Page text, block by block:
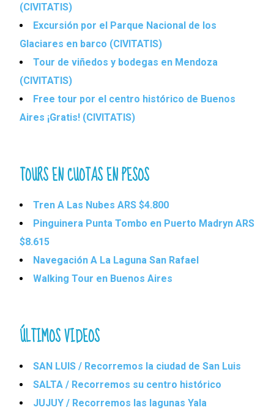
(CIVITATIS)
Excursión por el Parque Nacional de los
Glaciares en barco (CIVITATIS)
Tour de viñedos y bodegas en Mendoza
(CIVITATIS)
Free tour por el centro histórico de Buenos
Aires ¡Gratis! (CIVITATIS)
TOURS EN CUOTAS EN PESOS
Tren A Las Nubes ARS $4.800
Pinguinera Punta Tombo en Puerto Madryn ARS
$8.615
Navegación A La Laguna San Rafael
Walking Tour en Buenos Aires
ÚLTIMOS VIDEOS
SAN LUIS / Recorremos la ciudad de San Luis
SALTA / Recorremos su centro histórico
JUJUY / Recorremos las lagunas Yala